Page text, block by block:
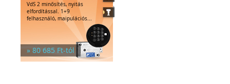
VdS 2 minősítés, nyitás
elfordítással. 1+9
felhasználó, maipulációs...
» 80 685 Ft-tól